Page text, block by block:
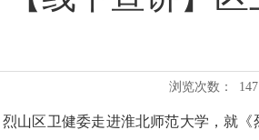
浏览次数：
烈山区卫健委走进淮北师范大学，就